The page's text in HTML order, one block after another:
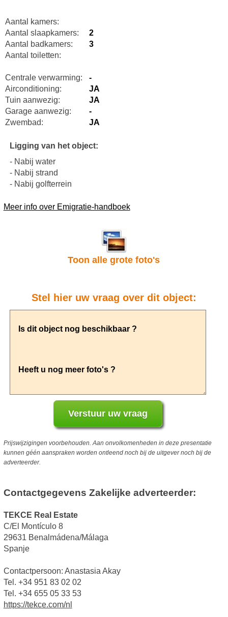
Aantal kamers:
Aantal slaapkamers:
2
Aantal badkamers:
3
Aantal toiletten:
Centrale verwarming:
-
Airconditioning:
JA
Tuin aanwezig:
JA
Garage aanwezig:
-
Zwembad:
JA
Ligging van het object:
- Nabij water
- Nabij strand
- Nabij golfterrein
Meer info over Emigratie-handboek
Toon alle grote foto's
Stel hier uw vraag over dit object:
Prijswijzigingen voorbehouden. Aan onvolkomenheden in deze presentatie
kunnen géén aanspraken worden ontleend noch bij de uitgever noch bij de
adverteerder.
Contactgegevens Zakelijke adverteerder:
TEKCE Real Estate
C/El Montículo 8
29631 Benalmádena/Málaga
Spanje
Contactpersoon: Anastasia Akay
Tel. +34 951 83 02 02
Tel. +34 655 05 33 53
https://tekce.com/nl